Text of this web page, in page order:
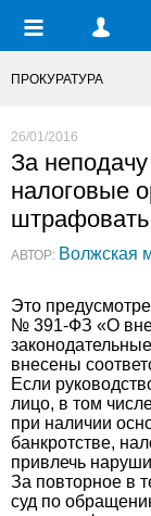
ПРОКУРАТУРА
26/01/2016
За
налоговые
штрафовать
АВТОР: Волжская
Это
№ 391-ФЗ «О
внесены
Если
лицо, в том
при наличии
банкротстве,
привлечь
За повторное в
суд по